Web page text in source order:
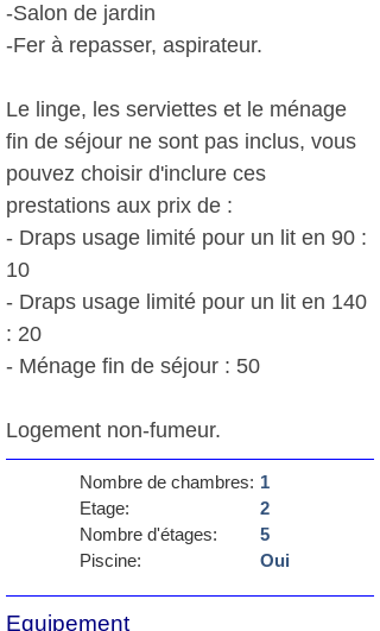
-Salon de jardin
-Fer à repasser, aspirateur.
Le linge, les serviettes et le ménage
fin de séjour ne sont pas inclus, vous
pouvez choisir d'inclure ces
prestations aux prix de :
- Draps usage limité pour un lit en 90 :
10 
- Draps usage limité pour un lit en 140
: 20 
- Ménage fin de séjour : 50 
Logement non-fumeur.
Nombre de chambres: 1
Etage:
2
Nombre d'étages:
5
Piscine:
Oui
Equipement